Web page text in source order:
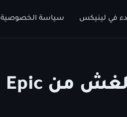
في لينيكس سياسة الخصوصية